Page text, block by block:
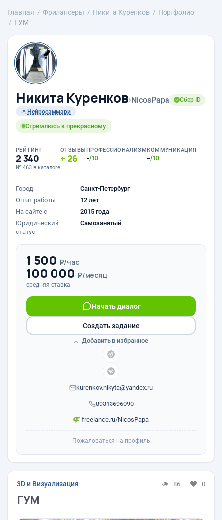
Главная Фрилансеры Никита Куренков
Портфолио
ГУМ
Никита Куренков›NicosPapa
Сбер ID
Нейросаммари
Стремлюсь к прекрасному
РЕЙТИНГ
2 340
№ 463 в каталоге
ОТЗЫВЫ
26
ПРОФЕССИОНАЛИЗМ
-/10
КОММУНИКАЦИЯ
-/10
Город
Санкт-Петербург
Опыт работы
12 лет
На сайте с
2015 года
Юридический
статус
Самозанятый
1 500 ₽/час
100 000 ₽/месяц
средняя ставка
89313696090
Начать диалог
kurenkov.nikyta@yandex.ru
freelance.ru/NicosPapa
Создать задание
Добавить в избранное
Пожаловаться на профиль
3D и Визуализация 86 0
ГУМ